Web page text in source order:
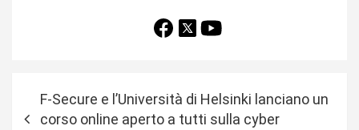
F-Secure e l’Università di Helsinki lanciano un
corso online aperto a tutti sulla cyber